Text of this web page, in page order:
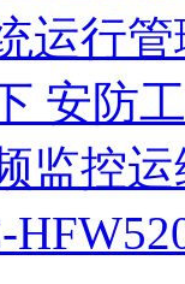
运行
安防
监控